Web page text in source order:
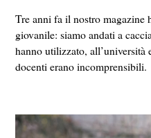
Tre anni fa il nostro magazine
giovanile: siamo andati a
hanno utilizzato,
docenti erano incomprensibili.